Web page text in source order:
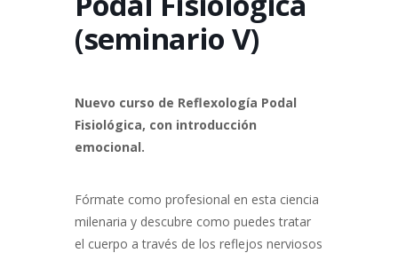
(seminario V)
Nuevo curso de Reflexología Podal
Fisiológica, con introducción
emocional.
Fórmate como profesional en esta ciencia
milenaria y descubre como puedes tratar
el cuerpo a través de los reflejos nerviosos